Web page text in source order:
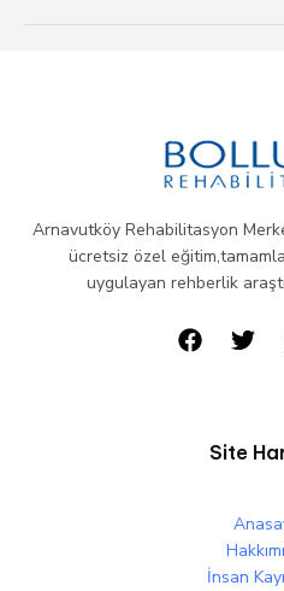
Nisan
Arnavutköy Rehabilitasyon
ücretsiz özel
uygulayan rehberlik
Site
İnsan